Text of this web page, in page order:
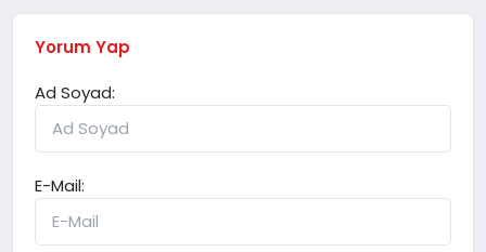
Yorum Yap
Ad Soyad:
E-Mail: